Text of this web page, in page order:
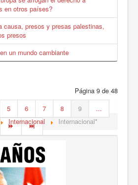
en otros países?
causa, presos y presas palestinas,
presos
un mundo cambiante
Página 9 de 48
5 6 7 8 9
...
Internacional Internacional*